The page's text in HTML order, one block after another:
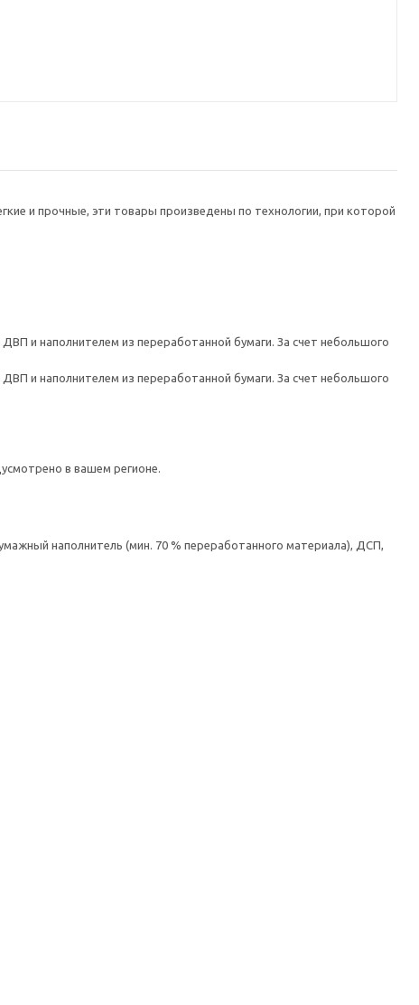
и прочные, эти товары произведены по технологии, при которой
и наполнителем из переработанной бумаги. За счет небольшого
и наполнителем из переработанной бумаги. За счет небольшого
в вашем регионе.
наполнитель (мин. 70 % переработанного материала), ДСП,